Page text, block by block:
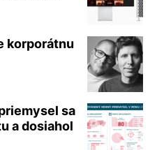
korporátnu
sa
a dosiahol